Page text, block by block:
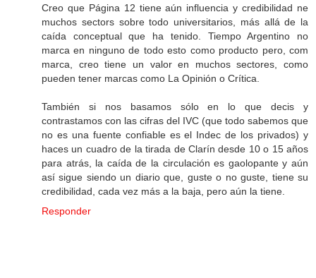
Creo que Página 12 tiene aún influencia y credibilidad ne
muchos sectors sobre todo universitarios, más allá de la
caída conceptual que ha tenido. Tiempo Argentino no
marca en ninguno de todo esto como producto pero, com
marca, creo tiene un valor en muchos sectores, como
pueden tener marcas como La Opinión o Crítica.
También si nos basamos sólo en lo que decis y
contrastamos con las cifras del IVC (que todo sabemos que
no es una fuente confiable es el Indec de los privados) y
haces un cuadro de la tirada de Clarín desde 10 o 15 años
para atrás, la caída de la circulación es gaolopante y aún
así sigue siendo un diario que, guste o no guste, tiene su
credibilidad, cada vez más a la baja, pero aún la tiene.
Responder